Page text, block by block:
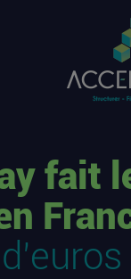
fait
d’euros